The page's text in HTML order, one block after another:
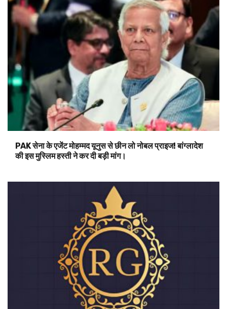
PAK सेना के एजेंट मोहम्मद यूनुस से छीन लो नोबल प्राइज! बांग्लादेश
की इस मुस्लिम हस्ती ने कर दी बड़ी मांग।